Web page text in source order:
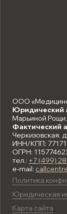
ООО
Юридический
Марьиной Рощи,
Фактический
Черкизовская,
ИНН/КПП:
ОГРН:
тел.: +7 (499)
e-mail:
Политика
Юридическая
Карта сайта